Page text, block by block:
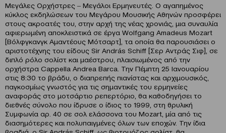
Μεγάλες Ορχήστρες ‒ Μεγάλοι Ερμηνευτές. Ο αγαπημένος
κύκλος εκδηλώσεων του Μεγάρου Μουσικής Αθηνών προσφέρει
στους ακροατές του, στην αρχή της νέας χρονιάς, μια συναυλία
αφιερωμένη αποκλειστικά σε έργα Wolfgang Amadeus Mozart
[Βόλφγκανγκ Αμαντέους Μότσαρτ], τα οποία θα παρουσιάσει ο
αριστοτέχνης του είδους Sir András Schiff [Σερ Αντράς Σιφ], σε
διπλό ρόλο σολίστ και μαέστρου, πλαισιωμένος από την
ορχήστρα Cappella Andrea Barca. Την Πέμπτη 25 Ιανουαρίου
στις 8:30 το βράδυ, ο διαπρεπής πιανίστας και αρχιμουσικός,
παγκοσμίως γνωστός για τις σημαντικές του ερμηνείες
αναφοράς στο μοτσάρτιο ρεπερτόριο, θα καθοδηγήσει το
διεθνές σύνολο που ίδρυσε ο ίδιος το 1999, στη θρυλική
Συμφωνία αρ. 40 σε σολ ελάσσονα του Mozart, μία από τις
διασημότερες και πολυπαιγμένες όλων των εποχών. Την ίδια